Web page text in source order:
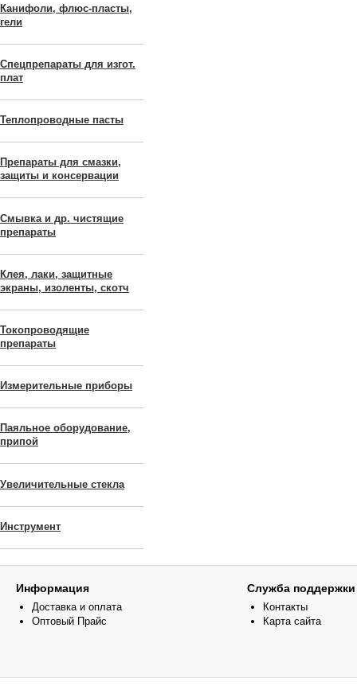
Канифоли, флюс-пласты,
гели
Спецпрепараты для изгот.
плат
Теплопроводные пасты
Препараты для смазки,
защиты и консервации
Смывка и др. чистящие
препараты
Клея, лаки, защитные
экраны, изоленты, скотч
Токопроводящие
препараты
Измерительные приборы
Паяльное оборудование,
припой
Увеличительные стекла
Инструмент
Информация
Доставка и оплата
Оптовый Прайс
Служба поддержки
Контакты
Карта сайта